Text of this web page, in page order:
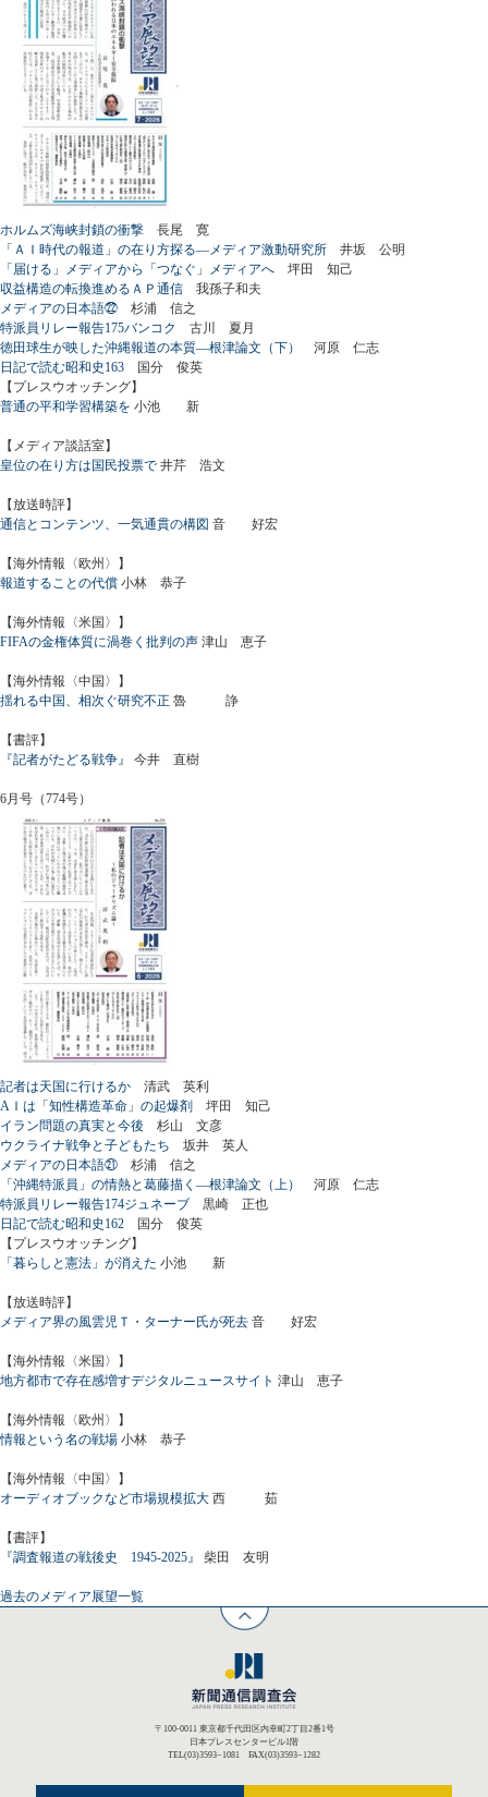
ホルムズ海峡封鎖の衝撃 長尾 寛
「ＡＩ時代の報道」の在り方探る―メディア激動研究所 井坂 公明
「届ける」メディアから「つなぐ」メディアへ 坪田 知己
収益構造の転換進めるＡＰ通信 我孫子和夫
メディアの日本語㉒ 杉浦 信之
特派員リレー報告175バンコク
古川 夏月
徳田球生が映した沖縄報道の本質―根津論文（下）
河原 仁志
日記で読む昭和史163 国分 俊英
【プレスウオッチング】
普通の平和学習構築を 小池 新
【メディア談話室】
皇位の在り方は国民投票で 井芹 浩文
【放送時評】
通信とコンテンツ、一気通貫の構図 音 好宏
【海外情報〈欧州〉】
報道することの代償 小林 恭子
【海外情報〈米国〉】
FIFAの金権体質に渦巻く批判の声 津山 恵子
【海外情報〈中国〉】
揺れる中国、相次ぐ研究不正 魯 諍
【書評】
『記者がたどる戦争』
今井 直樹
6月号（774号）
記者は天国に行けるか 清武 英利
AＩは「知性構造革命」の起爆剤 坪田 知己
イラン問題の真実と今後 杉山 文彦
ウクライナ戦争と子どもたち 坂井 英人
メディアの日本語㉑ 杉浦 信之
「沖縄特派員」の情熱と葛藤描く―根津論文（上）
河原 仁志
特派員リレー報告174ジュネーブ 黒崎 正也
日記で読む昭和史162 国分 俊英
【プレスウオッチング】
「暮らしと憲法」が消えた 小池 新
【放送時評】
メディア界の風雲児Ｔ・ターナー氏が死去 音 好宏
【海外情報〈米国〉】
地方都市で存在感増すデジタルニュースサイト 津山 恵子
【海外情報〈欧州〉】
情報という名の戦場 小林 恭子
【海外情報〈中国〉】
オーディオブックなど市場規模拡大 西 茹
【書評】
『調査報道の戦後史 1945-2025』
柴田 友明
過去のメディア展望一覧
〒100-0011 東京都千代田区内幸町2丁目2番1号
日本プレスセンタービル1階
TEL(03)3593−1081 FAX(03)3593−1282